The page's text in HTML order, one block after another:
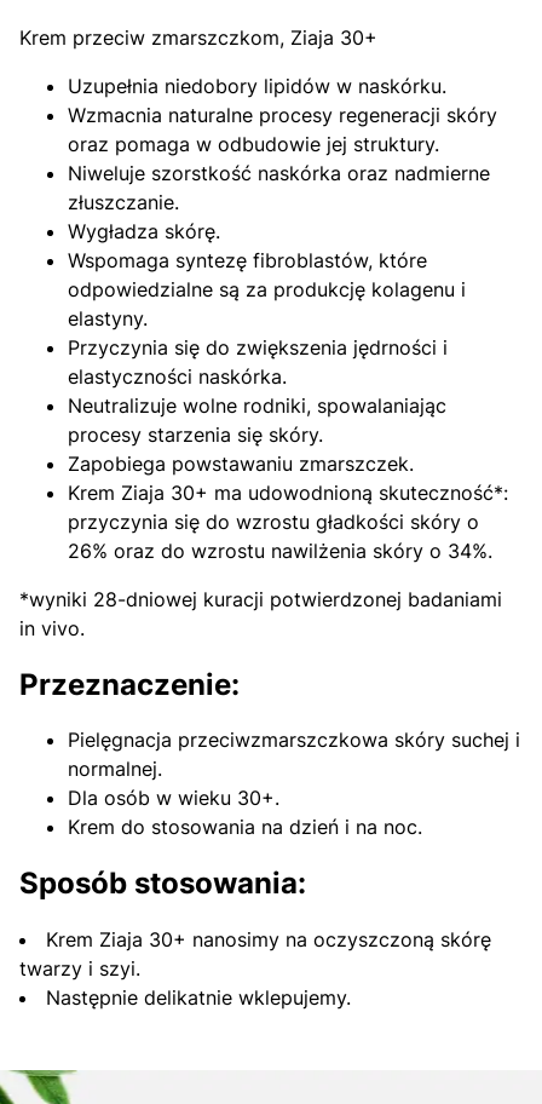
Krem przeciw zmarszczkom, Ziaja 30+
Uzupełnia niedobory lipidów w naskórku.
Wzmacnia naturalne procesy regeneracji skóry
oraz pomaga w odbudowie jej struktury.
Niweluje szorstkość naskórka oraz nadmierne
złuszczanie.
Wygładza skórę.
Wspomaga syntezę fibroblastów, które
odpowiedzialne są za produkcję kolagenu i
elastyny.
Przyczynia się do zwiększenia jędrności i
elastyczności naskórka.
Neutralizuje wolne rodniki, spowalaniając
procesy starzenia się skóry.
Zapobiega powstawaniu zmarszczek.
Krem Ziaja 30+ ma udowodnioną skuteczność*:
przyczynia się do wzrostu gładkości skóry o
26% oraz do wzrostu nawilżenia skóry o 34%.
*wyniki 28-dniowej kuracji potwierdzonej badaniami
in vivo.
Przeznaczenie:
Pielęgnacja przeciwzmarszczkowa skóry suchej i
normalnej.
Dla osób w wieku 30+.
Krem do stosowania na dzień i na noc.
Sposób stosowania:
Krem Ziaja 30+ nanosimy na oczyszczoną skórę
twarzy i szyi.
Następnie delikatnie wklepujemy.